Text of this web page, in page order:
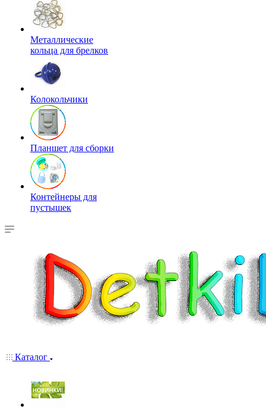
Металлические
кольца для брелков
Колокольчики
Планшет для сборки
Контейнеры для
пустышек
Каталог